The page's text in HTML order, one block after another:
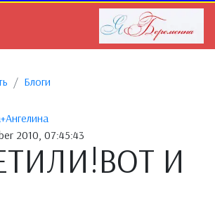
Блоги
2010, 07:45:43
И